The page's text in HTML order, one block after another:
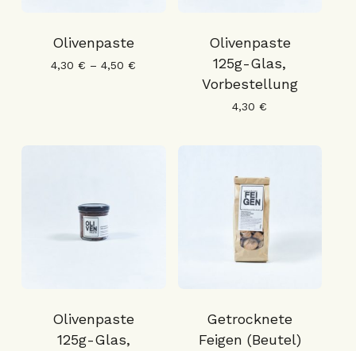
Olivenpaste
4,30€ –4,50€
Olivenpaste
125g-Glas,
Vorbestellung
4,30€
Olivenpaste
125g-Glas,
Getrocknete
Feigen (Beutel)